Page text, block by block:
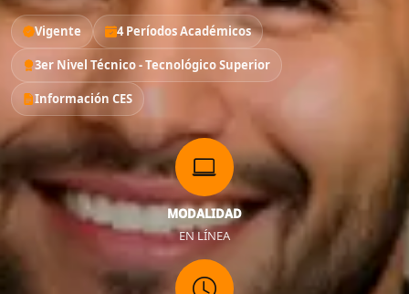
Vigente 4 Períodos Académicos
3er Nivel Técnico - Tecnológico Superior
Información CES
MODALIDAD
EN LÍNEA